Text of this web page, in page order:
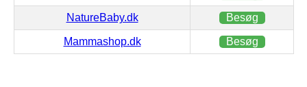
NatureBaby.dk Besøg
Mammashop.dk Besøg